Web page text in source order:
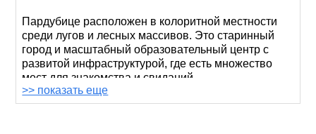
Пардубице расположен в колоритной местности
среди лугов и лесных массивов. Это старинный
город и масштабный образовательный центр с
развитой инфраструктурой, где есть множество
мест для знакомства и свиданий.
Если у вас возникли сложности с поиском новых
>> показать еще